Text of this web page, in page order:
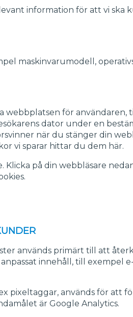
information för att vi ska
maskinvarumodell,
för
dator under en
när du stänger din
vi sparar hittar du dem här.
på din webbläsare
används primärt till att
innehåll, till exempel
pixeltaggar, används för
är Google Analytics.